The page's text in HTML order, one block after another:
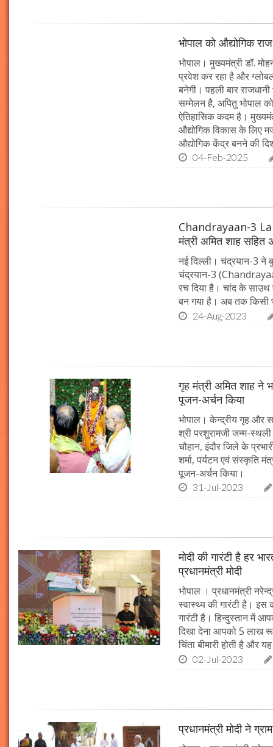
भोपाल को औद्योगिक
भोपाल। मुख्यमंत्री डॉ.
प्रवेश कर रहा है और
बनेगी। पहली बार
सम्मेलन है, अपितु भोपाल
ऐतिहासिक कदम है।
औद्योगिक विकास के लिए
औद्योगिक केंद्र बनने की
04-Feb-2025
Chandrayaan-3
मंत्री अमित शाह सहित
नई दिल्ली। चंद्रयान-3 ने
चंद्रयान-3
रच दिया है। चांद के साउथ
बन गया है। अब तक किसी
24-Aug-2023
गृह मंत्री अमित शाह ने
पूजन-अर्चन किया
भोपाल। केन्द्रीय गृह और
श्री परशुरामजी जन्म-
चौहान, इंदौर जिले के
शर्मा, पर्यटन एवं संस्कृति
पूजन-अर्चन किया।
31-Jul-2023
मोदी की गारंटी है हर
प्रधानमंत्री मोदी
भोपाल । प्रधानमंत्री
स्वास्थ्य की गारंटी है।
गारंटी है। हिन्दुस्तान में
दिखा देना आपको 5 लाख
चिंता बीमारी होती है और
02-Jul-2023
प्रधानमंत्री मोदी ने